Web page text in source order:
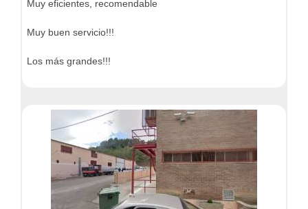
Muy eficientes, recomendable
Muy buen servicio!!!
Los más grandes!!!